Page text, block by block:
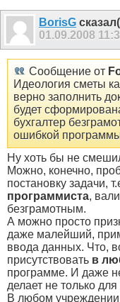
BorisG
01.09.2008
Сообщение от
Идеология сметы
верно заполнить
будет
бухгалтер
ошибкой
Ну хоть бы не
Можно, конечно,
постановку задачи,
программиста,
безграмотным.
А можно просто
даже малейший,
ввода данных. Что,
присутствовать в
программе. И даже
делает не только
В любом учреждении